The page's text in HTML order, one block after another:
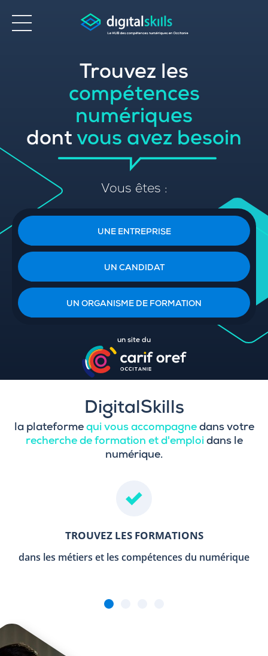
Trouvez les
compétences
numériques
dont vous avez besoin
Vous êtes :
UNE ENTREPRISE
UN CANDIDAT
UN ORGANISME DE FORMATION
un site du
DigitalSkills
la plateforme qui vous accompagnedans votre
recherche de formation et d'emploi dans le
numérique.
TROUVEZ LES FORMATIONS
dans les métiers et les compétences du numérique